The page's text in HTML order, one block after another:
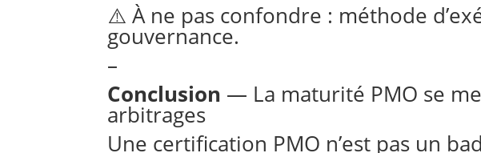
⚠️ À ne pas confondre : méthode
gouvernance.
–
Conclusion — La maturité PMO se
arbitrages
Une certification PMO n’est pas un